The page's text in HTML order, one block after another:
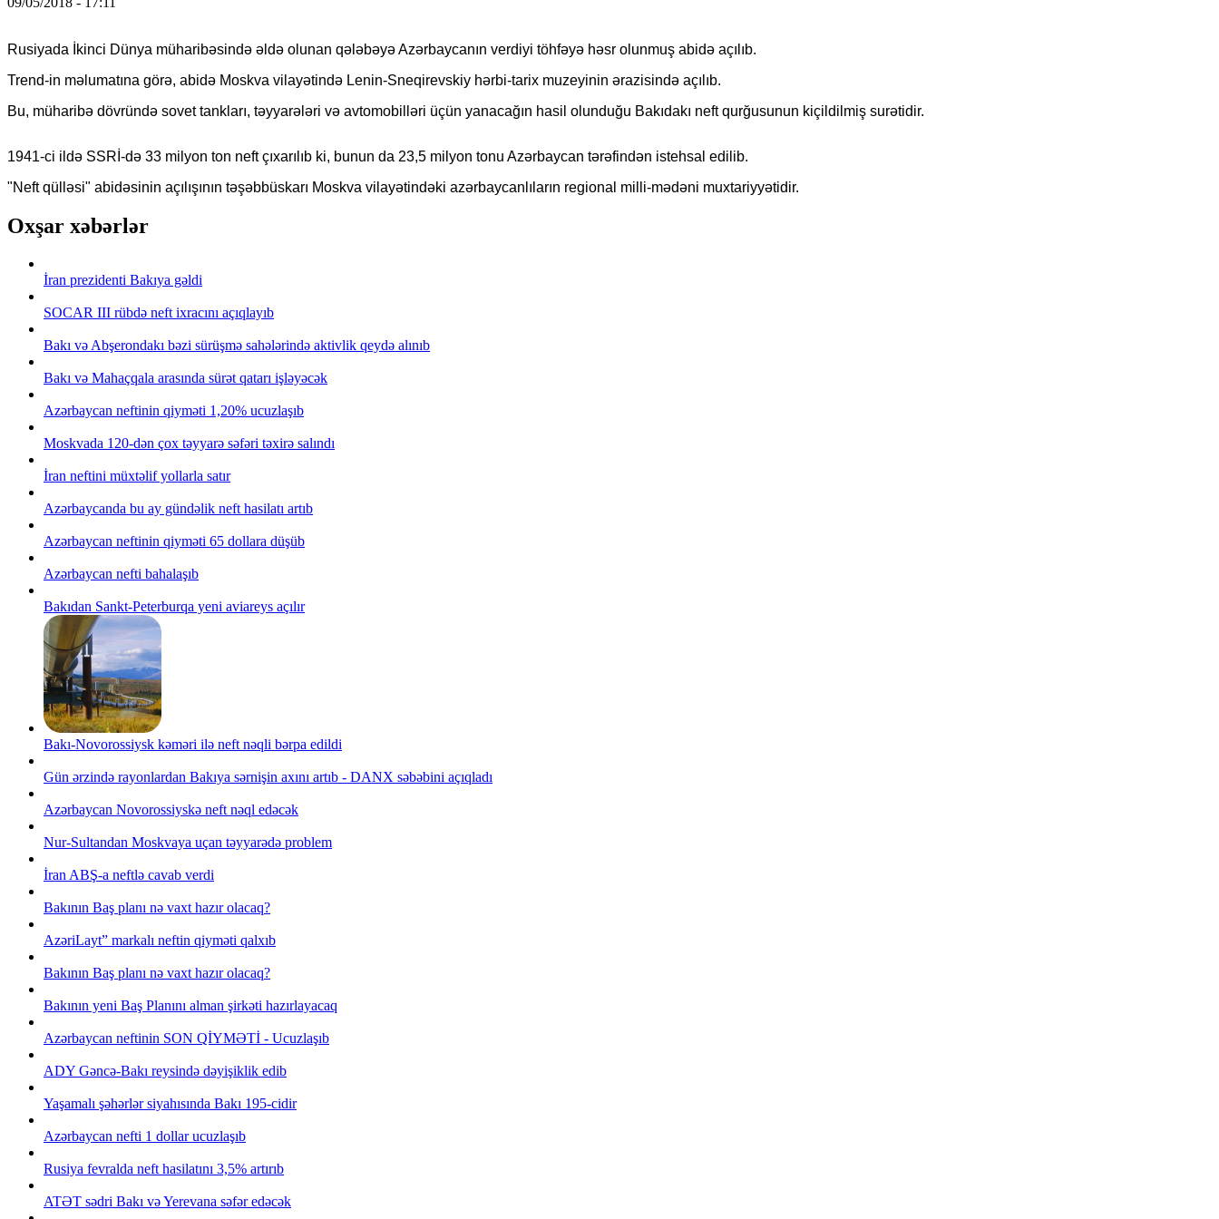
Rusiyada İkinci Dünya müharibəsində əldə olunan qələbəyə Azərbaycanın verdiyi töhfəyə həsr olunmuş abidə açılıb.
Trend-in məlumatına görə, abidə Moskva vilayətində Lenin-Sneqirevskiy hərbi-tarix muzeyinin ərazisində açılıb.
Bu, müharibə dövründə sovet tankları, təyyarələri və avtomobilləri üçün yanacağın hasil olunduğu Bakıdakı neft qurğusunun kiçildilmiş surətidir.
1941-ci ildə SSRİ-də 33 milyon ton neft çıxarılıb ki, bunun da 23,5 milyon tonu Azərbaycan tərəfindən istehsal edilib.
"Neft qülləsi" abidəsinin açılışının təşəbbüskarı Moskva vilayətindəki azərbaycanlıların regional milli-mədəni muxtariyyətidir.
Oxşar xəbərlər
İran prezidenti Bakıya gəldi
SOCAR III rübdə neft ixracını açıqlayıb
Bakı və Abşerondakı bəzi sürüşmə sahələrində aktivlik qeydə alınıb
Bakı və Mahaçqala arasında sürət qatarı işləyəcək
Azərbaycan neftinin qiyməti 1,20% ucuzlaşıb
Moskvada 120-dən çox təyyarə səfəri təxirə salındı
İran neftini müxtəlif yollarla satır
Azərbaycanda bu ay gündəlik neft hasilatı artıb
Azərbaycan neftinin qiyməti 65 dollara düşüb
Azərbaycan nefti bahalaşıb
Bakıdan Sankt-Peterburqa yeni aviareys açılır
Bakı-Novorossiysk kəməri ilə neft nəqli bərpa edildi
Gün ərzində rayonlardan Bakıya sərnişin axını artıb - DANX səbəbini açıqladı
Azərbaycan Novorossiyskə neft nəql edəcək
Nur-Sultandan Moskvaya uçan təyyarədə problem
İran ABŞ-a neftlə cavab verdi
Bakının Baş planı nə vaxt hazır olacaq?
AzəriLayt” markalı neftin qiyməti qalxıb
Bakının Baş planı nə vaxt hazır olacaq?
Bakının yeni Baş Planını alman şirkəti hazırlayacaq
Azərbaycan neftinin SON QİYMƏTİ - Ucuzlaşıb
ADY Gəncə-Bakı reysində dəyişiklik edib
Yaşamalı şəhərlər siyahısında Bakı 195-cidir
Azərbaycan nefti 1 dollar ucuzlaşıb
Rusiya fevralda neft hasilatını 3,5% artırıb
ATƏT sədri Bakı və Yerevana səfər edəcək